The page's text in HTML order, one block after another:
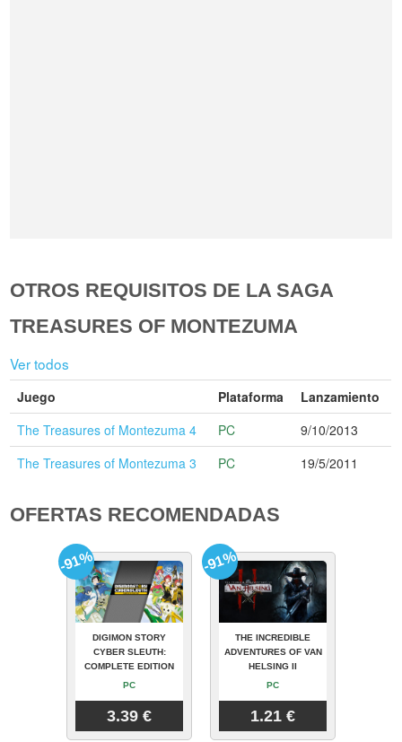
OTROS REQUISITOS DE LA SAGA
TREASURES OF MONTEZUMA
Ver todos
Juego Plataforma
Lanzamiento
The Treasures of Montezuma 4
PC
9/10/2013
The Treasures of Montezuma 3
PC 19/5/2011
OFERTAS RECOMENDADAS
DIGIMON STORY
CYBER SLEUTH:
COMPLETE EDITION
PC
3.39 €
-91%
THE INCREDIBLE
ADVENTURES OF VAN
HELSING II
PC
1.21 €
-91%